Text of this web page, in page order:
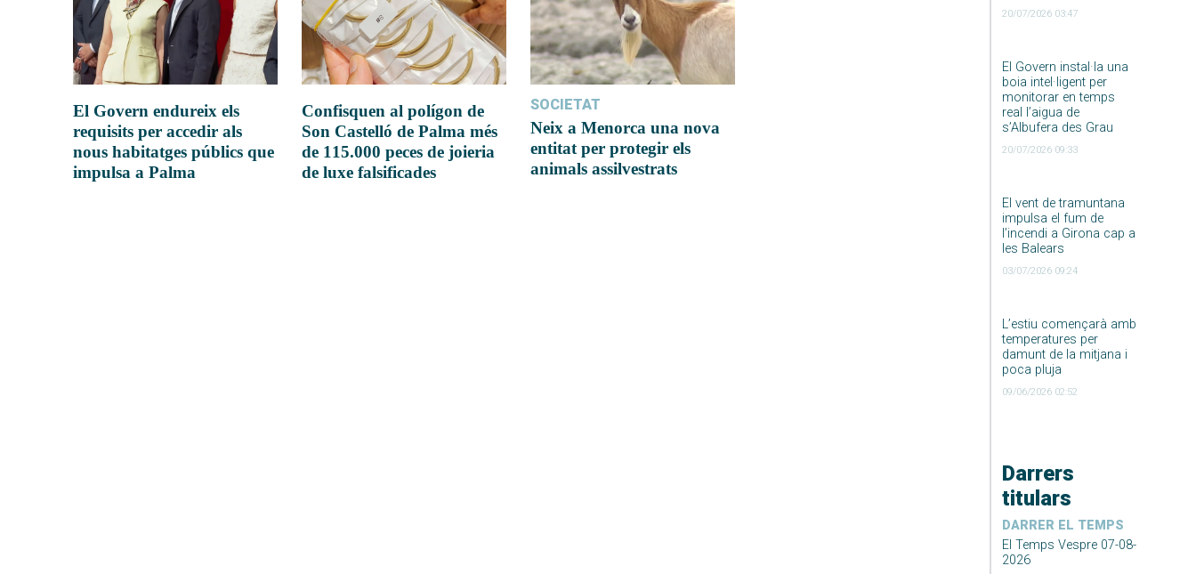
20/07/2026 03:47
El Govern instal·la una
boia intel·ligent per
monitorar en temps
real l’aigua de
s’Albufera des Grau
20/07/2026 09:33
El vent de tramuntana
impulsa el fum de
l’incendi a Girona cap a
les Balears
03/07/2026 09:24
L’estiu començarà amb
temperatures per
damunt de la mitjana i
poca pluja
09/06/2026 02:52
Darrers
titulars
DARRER EL TEMPS
El Temps Vespre 07-08-
2026
El Govern endureix els
requisits per accedir als
nous habitatges públics que
impulsa a Palma
Confisquen al polígon de
Son Castelló de Palma més
de 115.000 peces de joieria
de luxe falsificades
SOCIETAT
Neix a Menorca una nova
entitat per protegir els
animals assilvestrats